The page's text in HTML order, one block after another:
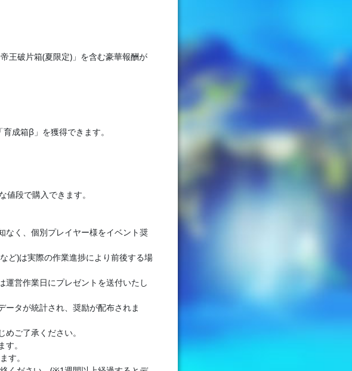
王破片箱(夏限定)」を含む豪華報酬が
成箱β」を獲得できます。
段で購入できます。
く、個別プレイヤー様をイベント奨
ど)は実際の作業進捗により前後する場
営作業日にプレゼントを送付いたし
タが統計され、奨励が配布されま
ご了承ください。
。
す。